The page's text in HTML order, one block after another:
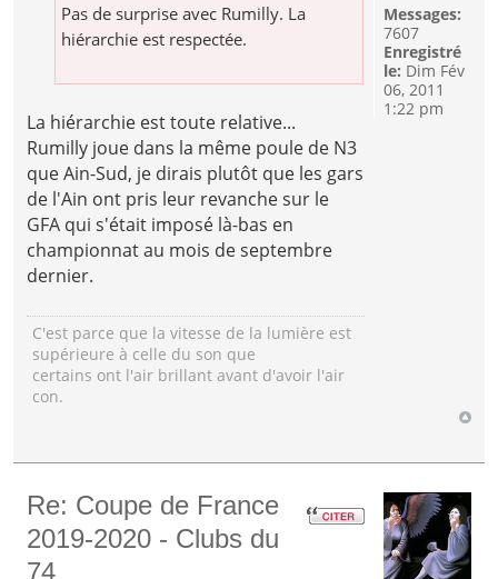
Pas de surprise avec Rumilly. La
hiérarchie est respectée.
La hiérarchie est toute relative...
Rumilly joue dans la même poule de N3
que Ain-Sud, je dirais plutôt que les gars
de l'Ain ont pris leur revanche sur le
GFA qui s'était imposé là-bas en
championnat au mois de septembre
dernier.
C'est parce que la vitesse de la lumière est
supérieure à celle du son que
certains ont l'air brillant avant d'avoir l'air
con.
Messages:
7607
Enregistré
le: Dim Fév
06, 2011
1:22 pm
Re: Coupe de France
2019-2020 - Clubs du
74